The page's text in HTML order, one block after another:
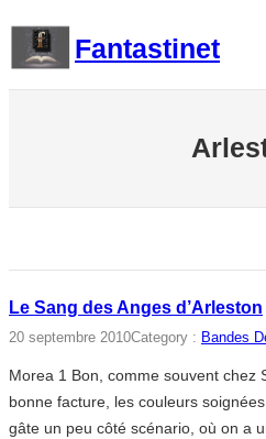
contenu
Fantastinet
Le Sang des Anges d’Arleston
20 septembre 2010Category : Bandes
Morea 1 Bon, comme souvent chez
bonne facture, les couleurs
gâte un peu côté scénario, où on a